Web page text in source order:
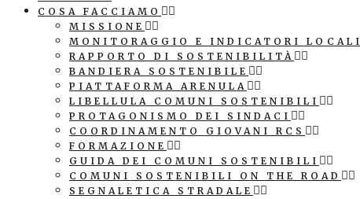
COSA FACCIAMO
MISSIONE
MONITORAGGIO E INDICATORI LOCALI
RAPPORTO DI SOSTENIBILITÀ
BANDIERA SOSTENIBILE
PIATTAFORMA ARENULA
LIBELLULA COMUNI SOSTENIBILI
PROTAGONISMO DEI SINDACI
COORDINAMENTO GIOVANI RCS
FORMAZIONE
GUIDA DEI COMUNI SOSTENIBILI
COMUNI SOSTENIBILI ON THE ROAD
SEGNALETICA STRADALE